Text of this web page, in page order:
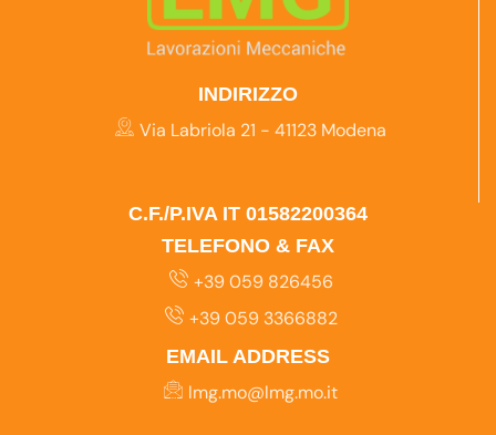
INDIRIZZO
Via Labriola 21 - 41123 Modena
C.F./P.IVA IT 01582200364
TELEFONO & FAX
+39 059 826456
+39 059 3366882
EMAIL ADDRESS
lmg.mo@lmg.mo.it